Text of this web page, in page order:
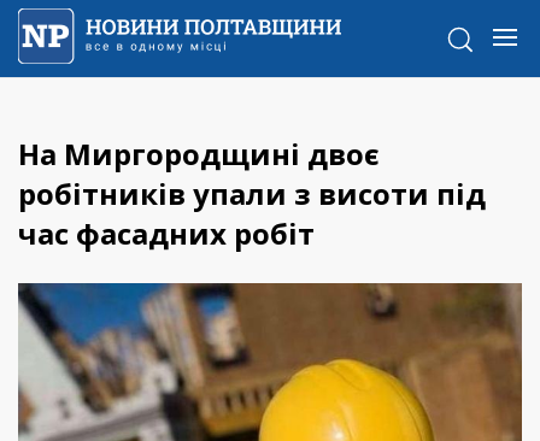
На Миргородщині двоє
робітників упали з висоти під
час фасадних робіт